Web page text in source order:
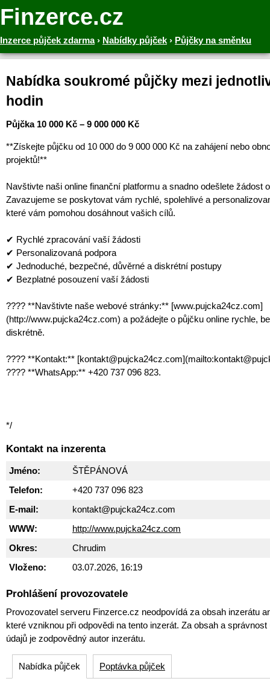
Finzerce.cz
Inzerce půjček zdarma› Nabídky půjček › Půjčky na směnku
Nabídka soukromé půjčky mezi
hodin
Půjčka 10 000 Kč – 9 000 000 Kč
**Získejte půjčku od 10 000 do 9 000 000 Kč na zahájení nebo
projektů!**
Navštivte naši online finanční platformu a snadno odešlete žádost
Zavazujeme se poskytovat vám rychlé, spolehlivé a
které vám pomohou dosáhnout vašich cílů.
✔ Rychlé zpracování vaší žádosti
✔ Personalizovaná podpora
✔ Jednoduché, bezpečné, důvěrné a diskrétní postupy
✔ Bezplatné posouzení vaší žádosti
???? **Navštivte naše webové stránky:** [www.pujcka24cz.com]
(http://www.pujcka24cz.com) a požádejte o půjčku online rychle,
diskrétně.
???? **Kontakt:**
???? **WhatsApp:** +420 737 096 823.
*/
Kontakt na inzerenta
Jméno:
ŠTĚPÁNOVÁ
Telefon:
+420 737 096 823
E-mail:
kontakt@pujcka24cz.com
WWW:
http://www.pujcka24cz.com
Okres:
Chrudim
Vloženo:
03.07.2026, 16:19
Prohlášení provozovatele
Provozovatel serveru Finzerce.cz neodpovídá za obsah inzerátu
které vzniknou při odpovědi na tento inzerát. Za obsah a
údajů je zodpovědný autor inzerátu.
Nabídka půjček Poptávka půjček